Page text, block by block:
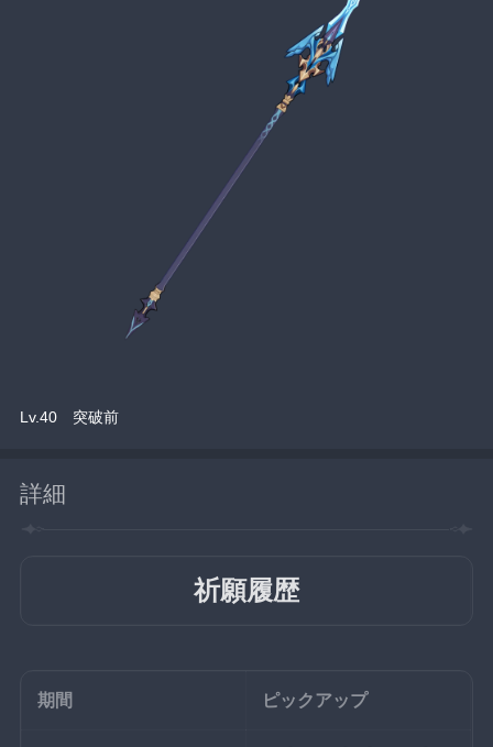
Lv.40　突破前
詳細
祈願履歴
期間 ピックアップ